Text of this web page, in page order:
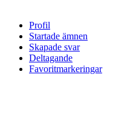
Profil
Startade ämnen
Skapade svar
Deltagande
Favoritmarkeringar